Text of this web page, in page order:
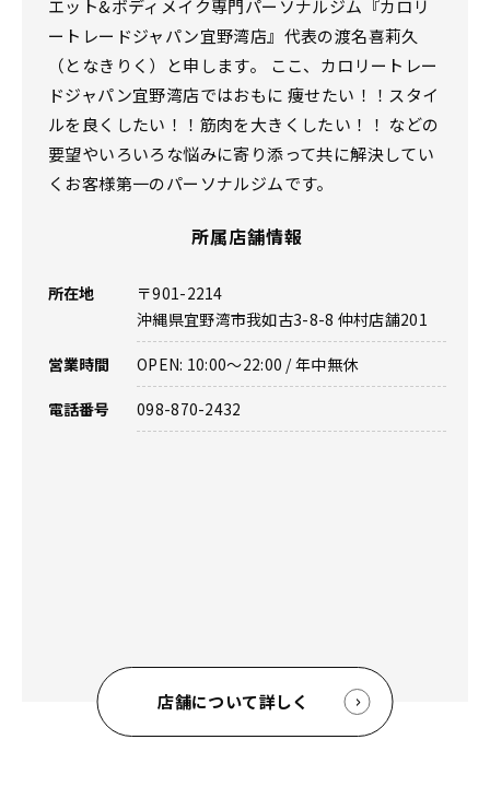
エット&ボディメイク専門パーソナルジム『カロリ
ートレードジャパン宜野湾店』代表の渡名喜莉久
（となきりく）と申します。 ここ、カロリートレー
ドジャパン宜野湾店ではおもに 痩せたい！！スタイ
ルを良くしたい！！筋肉を大きくしたい！！ などの
要望やいろいろな悩みに寄り添って共に解決してい
くお客様第一のパーソナルジムです。
所属店舗情報
所在地
〒901-2214
沖縄県宜野湾市我如古3-8-8 仲村店舗201
営業時間 OPEN: 10:00〜22:00 / 年中無休
電話番号 098-870-2432
店舗について詳しく